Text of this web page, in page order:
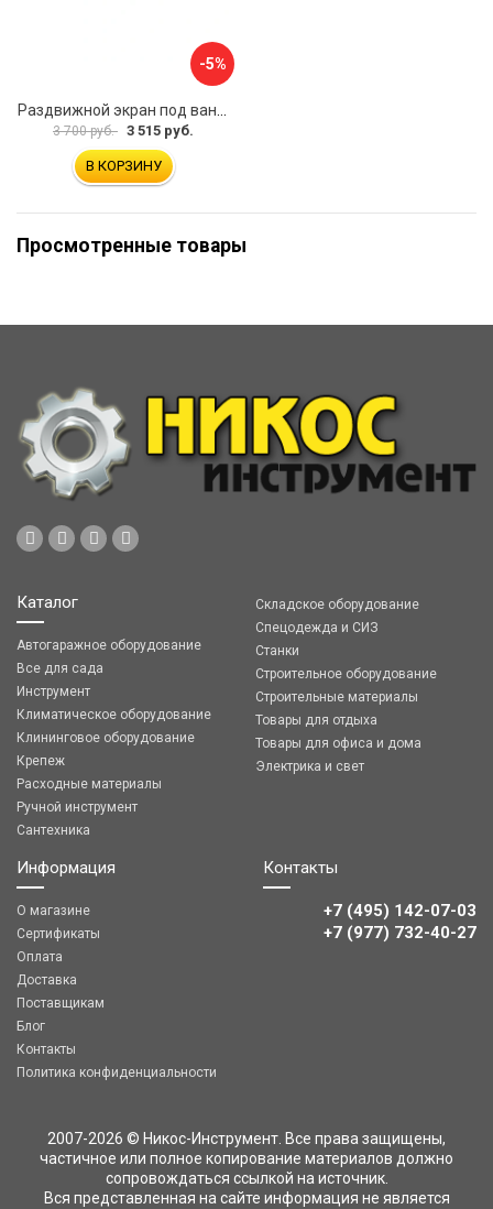
-5%
3 700 руб. 3 515 руб.
В КОРЗИНУ
Просмотренные товары
Каталог
Автогаражное оборудование
Все для сада
Инструмент
Климатическое оборудование
Клининговое оборудование
Крепеж
Расходные материалы
Ручной инструмент
Сантехника
Складское оборудование
Спецодежда и СИЗ
Станки
Строительное оборудование
Строительные материалы
Товары для отдыха
Товары для офиса и дома
Электрика и свет
Информация
О магазине
Сертификаты
Оплата
Доставка
Поставщикам
Блог
Контакты
Политика конфиденциальности
Контакты
+7 (495) 142-07-03
‎‎+7 (977) 732-40-27
2007-2026 © Никос-Инструмент. Все права защищены,
частичное или полное копирование материалов должно
сопровождаться ссылкой на источник.
Вся представленная на сайте информация не является